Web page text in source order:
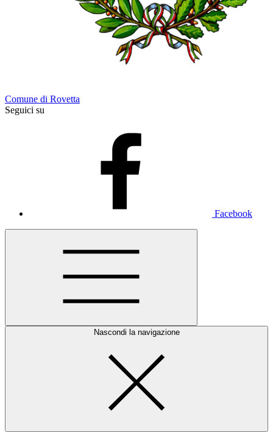
Comune di Rovetta
Seguici su
Facebook
Nascondi la navigazione